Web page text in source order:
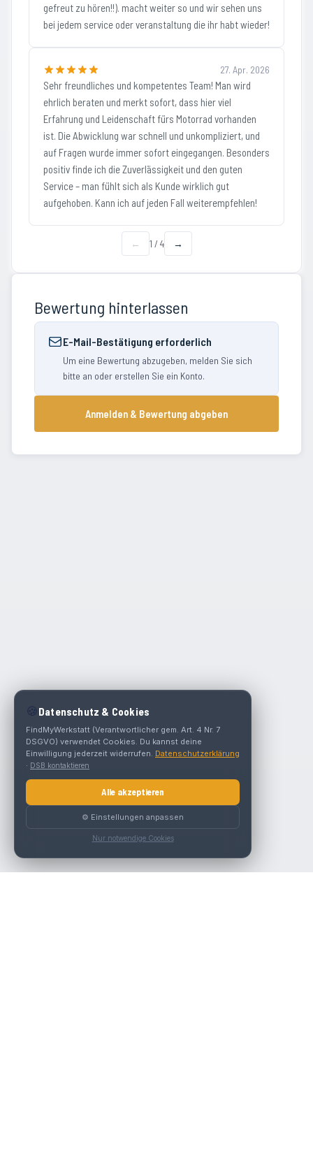
gefreut zu hören!!). macht weiter so und wir sehen uns
bei jedem service oder veranstaltung die ihr habt wieder!
27. Apr. 2026
Sehr freundliches und kompetentes Team! Man wird
ehrlich beraten und merkt sofort, dass hier viel
Erfahrung und Leidenschaft fürs Motorrad vorhanden
ist. Die Abwicklung war schnell und unkompliziert, und
auf Fragen wurde immer sofort eingegangen. Besonders
positiv finde ich die Zuverlässigkeit und den guten
Service – man fühlt sich als Kunde wirklich gut
aufgehoben. Kann ich auf jeden Fall weiterempfehlen!
← 1 / 4 →
Bewertung hinterlassen
E-Mail-Bestätigung erforderlich
Um eine Bewertung abzugeben, melden Sie sich
bitte an oder erstellen Sie ein Konto.
Anmelden & Bewertung abgeben
🍪 Datenschutz & Cookies
FindMyWerkstatt (Verantwortlicher gem. Art. 4 Nr. 7
DSGVO) verwendet Cookies. Du kannst deine
Einwilligung jederzeit widerrufen. Datenschutzerklärung
· DSB kontaktieren
Alle akzeptieren
⚙️ Einstellungen anpassen
Nur notwendige Cookies